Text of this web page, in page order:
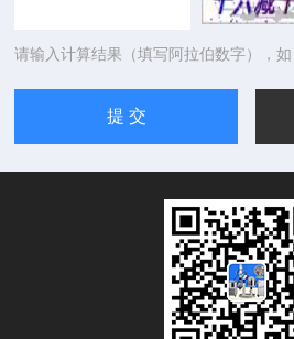
请输入计算结果（填写阿拉伯数字），